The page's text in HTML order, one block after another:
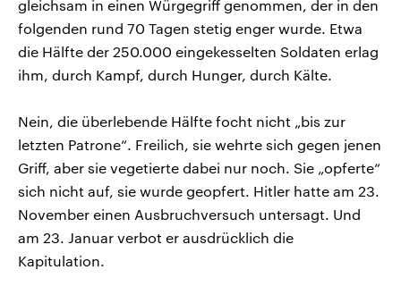
gleichsam in einen Würgegriff genommen, der in den
folgenden rund 70 Tagen stetig enger wurde. Etwa
die Hälfte der 250.000 eingekesselten Soldaten erlag
ihm, durch Kampf, durch Hunger, durch Kälte.
Nein, die überlebende Hälfte focht nicht „bis zur
letzten Patrone“. Freilich, sie wehrte sich gegen jenen
Griff, aber sie vegetierte dabei nur noch. Sie „opferte“
sich nicht auf, sie wurde geopfert. Hitler hatte am 23.
November einen Ausbruchversuch untersagt. Und
am 23. Januar verbot er ausdrücklich die
Kapitulation.